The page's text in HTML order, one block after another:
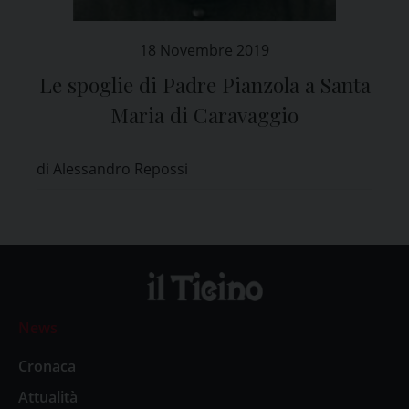
18 Novembre 2019
Le spoglie di Padre Pianzola a Santa
Maria di Caravaggio
di Alessandro Repossi
News
Cronaca
Attualità